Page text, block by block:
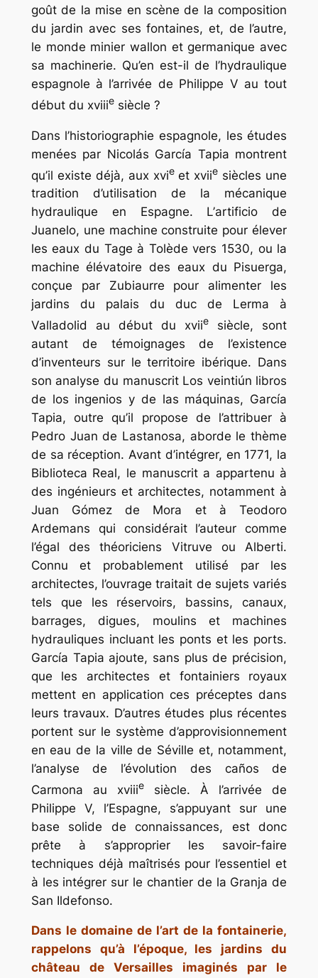
goût de la mise en scène de la composition
du jardin avec ses fontaines, et, de l’autre,
le monde minier wallon et germanique avec
sa machinerie. Qu’en est-il de l’hydraulique
espagnole à l’arrivée de Philippe V au tout
début du xviiiesiècle ?
Dans l’historiographie espagnole, les études
menées par Nicolás García Tapia montrent
qu’il existe déjà, aux xvieet xviie siècles une
tradition d’utilisation de la mécanique
hydraulique en Espagne. L’artificio de
Juanelo, une machine construite pour élever
les eaux du Tage à Tolède vers 1530, ou la
machine élévatoire des eaux du Pisuerga,
conçue par Zubiaurre pour alimenter les
jardins du palais du duc de Lerma à
Valladolid au début du xviie siècle, sont
autant de témoignages de l’existence
d’inventeurs sur le territoire ibérique. Dans
son analyse du manuscrit Los veintiún libros
de los ingenios y de las máquinas, García
Tapia, outre qu’il propose de l’attribuer à
Pedro Juan de Lastanosa, aborde le thème
de sa réception. Avant d’intégrer, en 1771, la
Biblioteca Real, le manuscrit a appartenu à
des ingénieurs et architectes, notamment à
Juan Gómez de Mora et à Teodoro
Ardemans qui considérait l’auteur comme
l’égal des théoriciens Vitruve ou Alberti.
Connu et probablement utilisé par les
architectes, l’ouvrage traitait de sujets variés
tels que les réservoirs, bassins, canaux,
barrages, digues, moulins et machines
hydrauliques incluant les ponts et les ports.
García Tapia ajoute, sans plus de précision,
que les architectes et fontainiers royaux
mettent en application ces préceptes dans
leurs travaux. D’autres études plus récentes
portent sur le système d’approvisionnement
en eau de la ville de Séville et, notamment,
l’analyse de l’évolution des caños de
Carmona au xviiiesiècle. À l’arrivée de
Philippe V, l’Espagne, s’appuyant sur une
base solide de connaissances, est donc
prête à s’approprier les savoir-faire
techniques déjà maîtrisés pour l’essentiel et
à les intégrer sur le chantier de la Granja de
San Ildefonso.
Dans le domaine de l’art de la fontainerie,
rappelons qu’à l’époque, les jardins du
château de Versailles imaginés par le